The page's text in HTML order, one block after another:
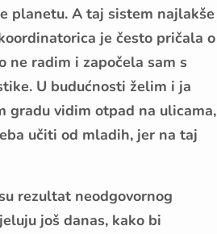
planetu. A taj sistem najlakše
je često pričala o
ne radim i započela sam s
U budućnosti želim i ja
gradu vidim otpad na ulicama,
učiti od mladih, jer na taj
rezultat neodgovornog
još danas, kako bi